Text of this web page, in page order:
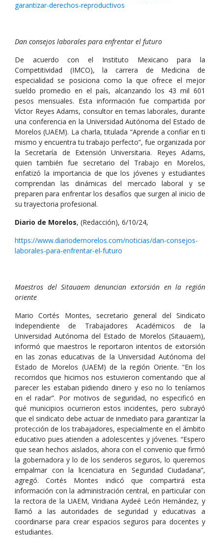
garantizar-derechos-reproductivos
Dan consejos laborales para enfrentar el futuro
De acuerdo con el Instituto Mexicano para la
Competitividad (IMCO), la carrera de Medicina de
especialidad se posiciona como la que ofrece el mejor
sueldo promedio en el país, alcanzando los 43 mil 601
pesos mensuales. Esta información fue compartida por
Víctor Reyes Adams, consultor en temas laborales, durante
una conferencia en la Universidad Autónoma del Estado de
Morelos (UAEM). La charla, titulada “Aprende a confiar en ti
mismo y encuentra tu trabajo perfecto”, fue organizada por
la Secretaría de Extensión Universitaria. Reyes Adams,
quien también fue secretario del Trabajo en Morelos,
enfatizó la importancia de que los jóvenes y estudiantes
comprendan las dinámicas del mercado laboral y se
preparen para enfrentar los desafíos que surgen al inicio de
su trayectoria profesional.
Diario de Morelos, (Redacción), 6/10/24,
https://www.diariodemorelos.com/noticias/dan-consejos-
laborales-para-enfrentar-el-futuro
Maestros del Sitauaem denuncian extorsión en la región
oriente
Mario Cortés Montes, secretario general del Sindicato
Independiente de Trabajadores Académicos de la
Universidad Autónoma del Estado de Morelos (Sitauaem),
informó que maestros le reportaron intentos de extorsión
en las zonas educativas de la Universidad Autónoma del
Estado de Morelos (UAEM) de la región Oriente. “En los
recorridos que hicimos nos estuvieron comentando que al
parecer les estaban pidiendo dinero y eso no lo teníamos
en el radar”. Por motivos de seguridad, no especificó en
qué municipios ocurrieron estos incidentes, pero subrayó
que el sindicato debe actuar de inmediato para garantizar la
protección de los trabajadores, especialmente en el ámbito
educativo pues atienden a adolescentes y jóvenes. “Espero
que sean hechos aislados, ahora con el convenio que firmó
la gobernadora y lo de los senderos seguros, lo queremos
empalmar con la licenciatura en Seguridad Ciudadana”,
agregó. Cortés Montes indicó que compartirá esta
información con la administración central, en particular con
la rectora de la UAEM, Viridiana Aydeé León Hernández, y
llamó a las autoridades de seguridad y educativas a
coordinarse para crear espacios seguros para docentes y
estudiantes.